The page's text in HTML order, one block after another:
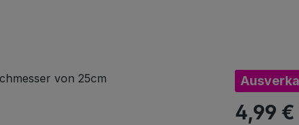
4,99 €